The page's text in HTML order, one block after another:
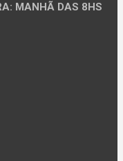
MANHÃ DAS 8HS